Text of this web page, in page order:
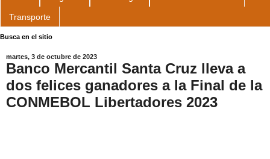
Transporte
Busca en el sitio
martes, 3 de octubre de 2023
Banco Mercantil Santa Cruz lleva a
dos felices ganadores a la Final de la
CONMEBOL Libertadores 2023